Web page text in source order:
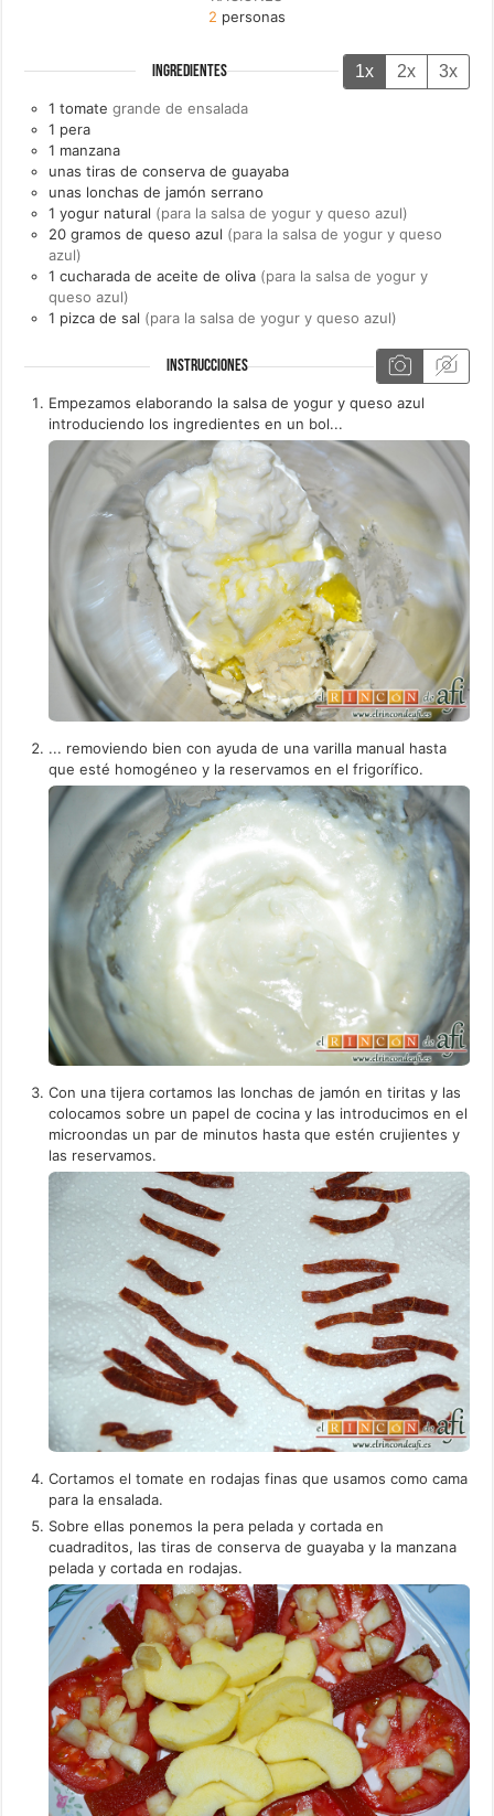
2 personas
INGREDIENTES 1x 2x 3x
1 tomate grande de ensalada
1 pera
1 manzana
unas tiras de conserva de guayaba
unas lonchas de jamón serrano
1 yogur natural (para la salsa de yogur y queso azul)
20 gramos de queso azul (para la salsa de yogur y queso
azul)
1 cucharada de aceite de oliva (para la salsa de yogur y
queso azul)
1 pizca de sal (para la salsa de yogur y queso azul)
INSTRUCCIONES
Empezamos elaborando la salsa de yogur y queso azul
introduciendo los ingredientes en un bol...
... removiendo bien con ayuda de una varilla manual hasta
que esté homogéneo y la reservamos en el frigorífico.
Con una tijera cortamos las lonchas de jamón en tiritas y las
colocamos sobre un papel de cocina y las introducimos en el
microondas un par de minutos hasta que estén crujientes y
las reservamos.
Cortamos el tomate en rodajas finas que usamos como cama
para la ensalada.
Sobre ellas ponemos la pera pelada y cortada en
cuadraditos, las tiras de conserva de guayaba y la manzana
pelada y cortada en rodajas.